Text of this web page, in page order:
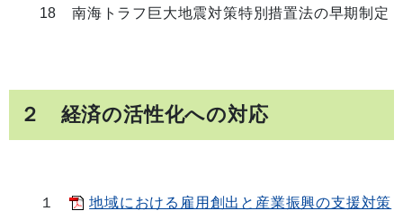
18 南海トラフ巨大地震対策特別措置法の早期制定
２ 経済の活性化への対応
１
地域における雇用創出と産業振興の支援対策